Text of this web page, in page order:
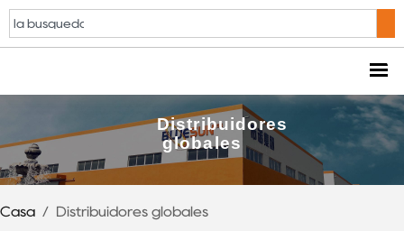
Distribuidores
globales
Casa / Distribuidores globales